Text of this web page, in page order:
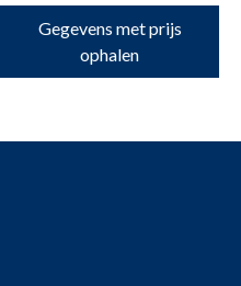
Gegevens met prijs
ophalen